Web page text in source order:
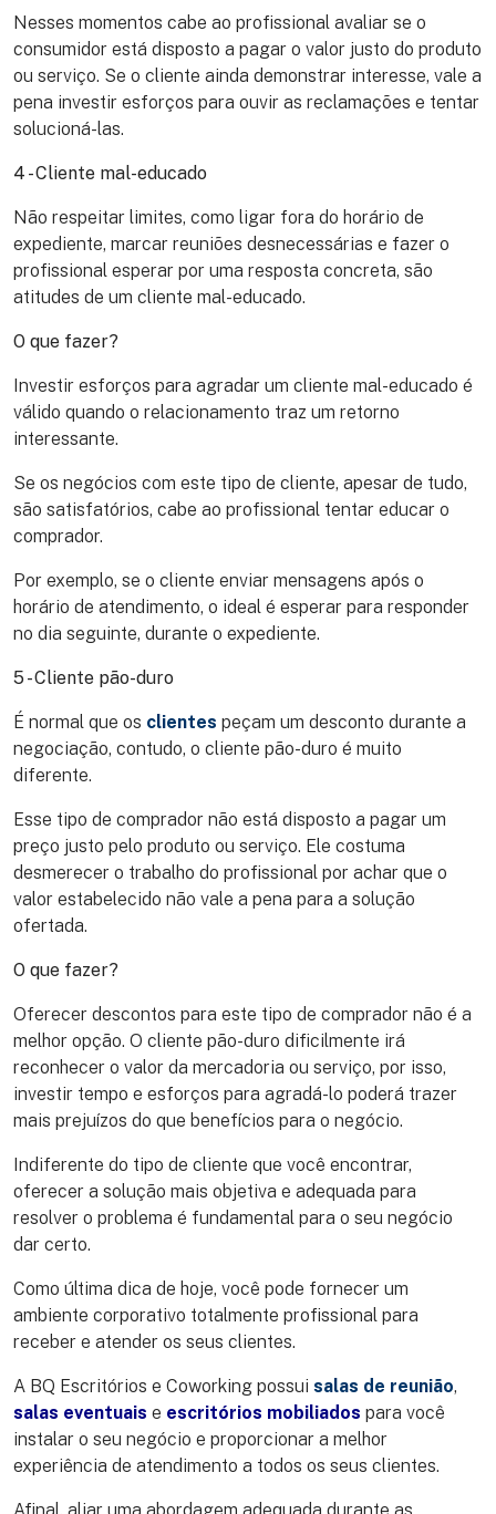
Nesses momentos cabe ao profissional avaliar se o
consumidor está disposto a pagar o valor justo do produto
ou serviço. Se o cliente ainda demonstrar interesse, vale a
pena investir esforços para ouvir as reclamações e tentar
solucioná-las.
4 - Cliente mal-educado
Não respeitar limites, como ligar fora do horário de
expediente, marcar reuniões desnecessárias e fazer o
profissional esperar por uma resposta concreta, são
atitudes de um cliente mal-educado.
O que fazer?
Investir esforços para agradar um cliente mal-educado é
válido quando o relacionamento traz um retorno
interessante.
Se os negócios com este tipo de cliente, apesar de tudo,
são satisfatórios, cabe ao profissional tentar educar o
comprador.
Por exemplo, se o cliente enviar mensagens após o
horário de atendimento, o ideal é esperar para responder
no dia seguinte, durante o expediente.
5 - Cliente pão-duro
É normal que os clientes peçam um desconto durante a
negociação, contudo, o cliente pão-duro é muito
diferente.
Esse tipo de comprador não está disposto a pagar um
preço justo pelo produto ou serviço. Ele costuma
desmerecer o trabalho do profissional por achar que o
valor estabelecido não vale a pena para a solução
ofertada.
O que fazer?
Oferecer descontos para este tipo de comprador não é a
melhor opção. O cliente pão-duro dificilmente irá
reconhecer o valor da mercadoria ou serviço, por isso,
investir tempo e esforços para agradá-lo poderá trazer
mais prejuízos do que benefícios para o negócio.
Indiferente do tipo de cliente que você encontrar,
oferecer a solução mais objetiva e adequada para
resolver o problema é fundamental para o seu negócio
dar certo.
Como última dica de hoje, você pode fornecer um
ambiente corporativo totalmente profissional para
receber e atender os seus clientes.
A BQ Escritórios e Coworking possui salas de reunião,
salas eventuais e escritórios mobiliados para você
instalar o seu negócio e proporcionar a melhor
experiência de atendimento a todos os seus clientes.